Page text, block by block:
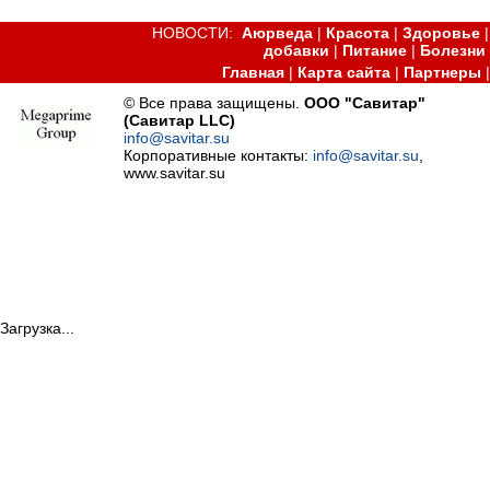
НОВОСТИ:Аюрведа | Красота |Здоровье
добавки | Питание| Болезни
Главная| Карта сайта| Партнеры
© Все права защищены.ООО "Савитар"
(Савитар LLC)
info@savitar.su
Корпоративные контакты: info@savitar.su
www.savitar.su
Загрузка...